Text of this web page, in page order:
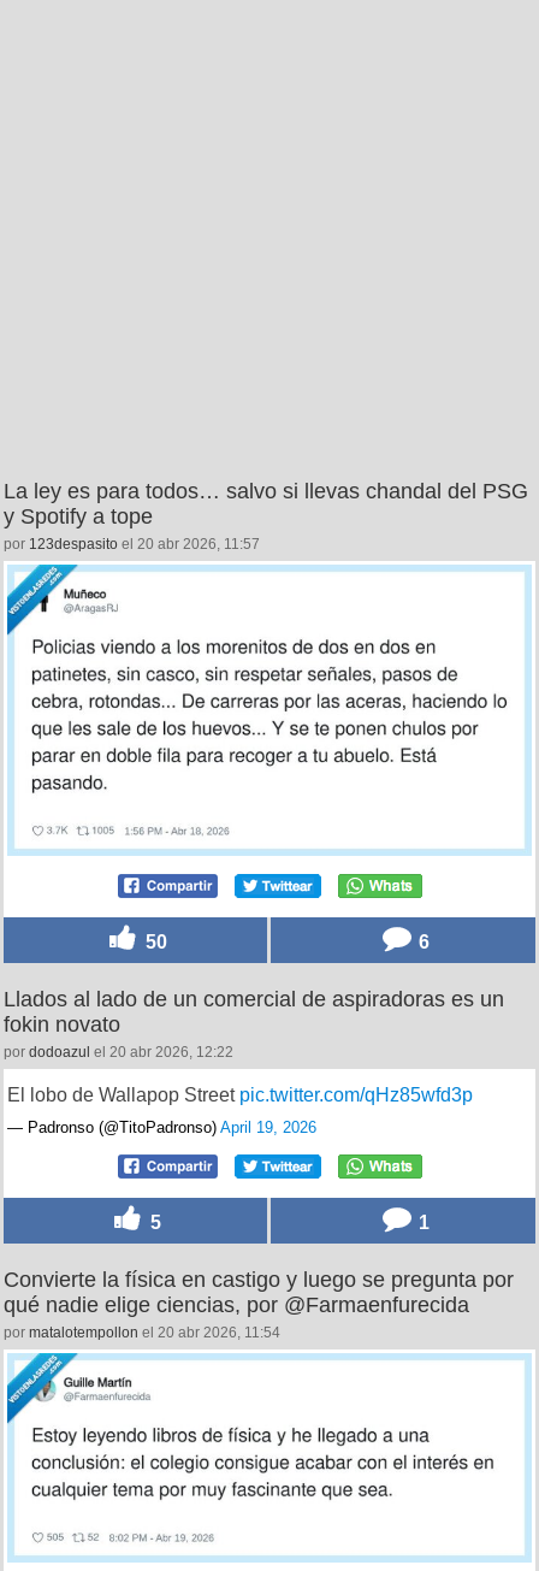
La ley es para todos… salvo si llevas chandal del PSG
y Spotify a tope
por 123despasito el 20 abr 2026, 11:57
50 6
Llados al lado de un comercial de aspiradoras es un
fokin novato
por dodoazul el 20 abr 2026, 12:22
El lobo de Wallapop Street pic.twitter.com/qHz85wfd3p
— Padronso (@TitoPadronso) April 19, 2026
5 1
Convierte la física en castigo y luego se pregunta por
qué nadie elige ciencias, por @Farmaenfurecida
por matalotempollon el 20 abr 2026, 11:54